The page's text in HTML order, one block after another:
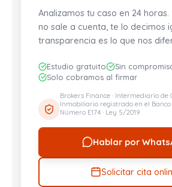
Analizamos tu caso en 24 horas.
no sale a cuenta, te lo decimos
transparencia es lo que nos
Estudio gratuito
Sin
Solo cobramos al firmar
Brokers Finance · Intermediario de
Inmobiliario registrado en el Banco
Número E174 · Ley 5/2019
Hablar por
Solicitar cita